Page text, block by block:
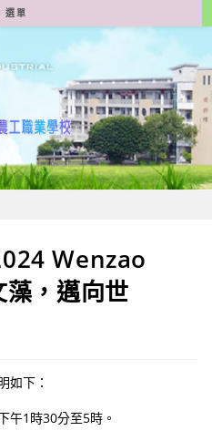
選單
Wenzao
，邁向世
如下：
午1時30分至5時。